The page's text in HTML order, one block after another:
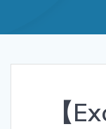
【